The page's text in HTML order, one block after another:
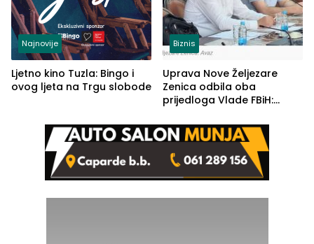
Najnovije
Ljetno kino Tuzla: Bingo i
ovog ljeta na Trgu slobode
Biznis
Uprava Nove Željezare
Zenica odbila oba
prijedloga Vlade FBiH:
rješenje